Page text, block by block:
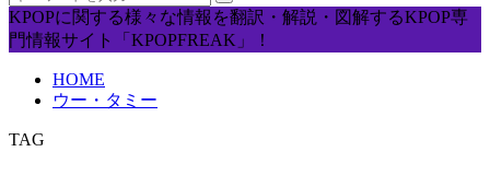
KPOPに関する様々な情報を翻訳・解説・図解するKPOP専
門情報サイト「KPOPFREAK」！
HOME
ウー・タミー
TAG